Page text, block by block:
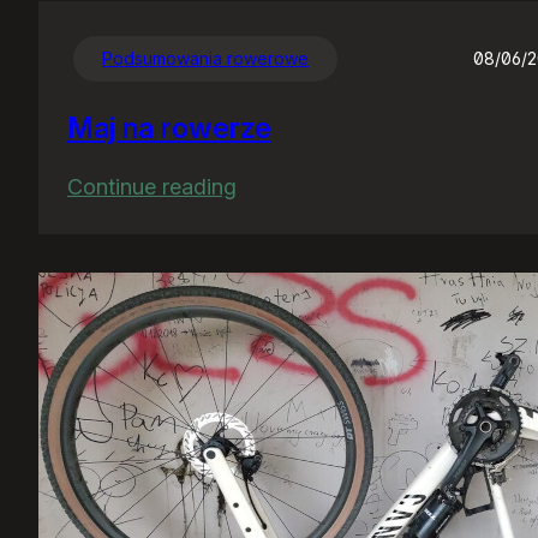
Podsumowania rowerowe 08/06/
Maj na rowerze
Continue reading
rowerze